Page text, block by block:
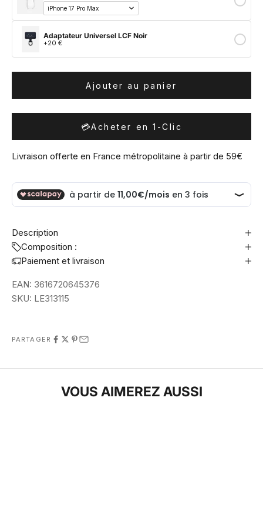
Adaptateur Universel LCF Noir
+20 €
Ajouter au panier
💳Acheter en 1-Clic
Livraison offerte en France métropolitaine à partir de 59€
Description
Composition :
Paiement et livraison
EAN: 3616720645376
SKU: LE313115
PARTAGER
VOUS AIMEREZ AUSSI